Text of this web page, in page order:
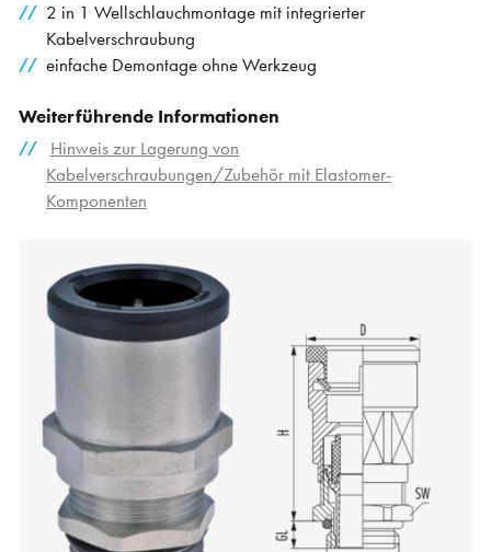
2 in 1 Wellschlauchmontage mit integrierter
Kabelverschraubung
einfache Demontage ohne Werkzeug
Weiterführende Informationen
Hinweis zur Lagerung von
Kabelverschraubungen/Zubehör mit Elastomer-
Komponenten